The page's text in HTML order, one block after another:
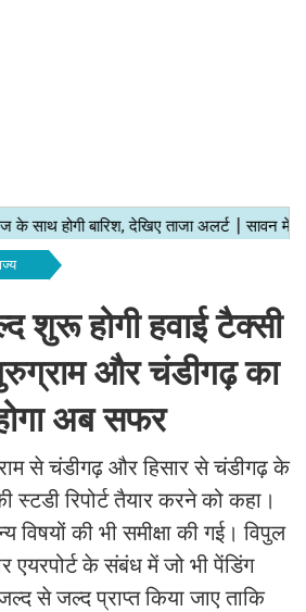
शुरू होगी हवाई टैक्सी
और चंडीगढ़ का
अब सफर
से चंडीगढ़ और हिसार से चंडीगढ़ के
स्टडी रिपोर्ट तैयार करने को कहा।
की भी समीक्षा की गई। विपुल
एयरपोर्ट के संबंध में जो भी पेंडिंग
से जल्द प्राप्त किया जाए ताकि